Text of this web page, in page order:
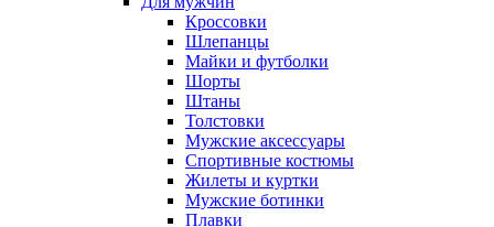
Кроссовки
Шлепанцы
Майки и футболки
Шорты
Штаны
Толстовки
Мужские аксессуары
Спортивные костюмы
Жилеты и куртки
Мужские ботинки
Плавки